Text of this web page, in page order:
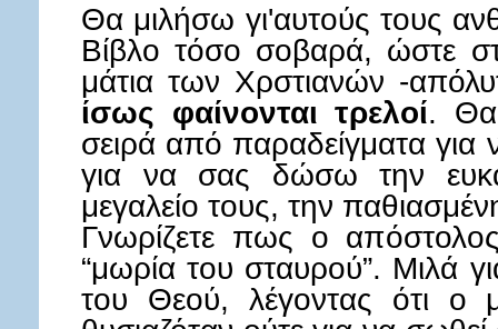
Θα μιλήσω γι'αυτούς τους
Βίβλο τόσο σοβαρά, ώστε
μάτια των Χρστιανών -
ίσως φαίνονται τρελοί. Θα
σειρά από παραδείγματα για
για να σας δώσω την
μεγαλείο τους, την
Γνωρίζετε πως ο
“μωρία του σταυρού”. Μιλά
του Θεού, λέγοντας ότι